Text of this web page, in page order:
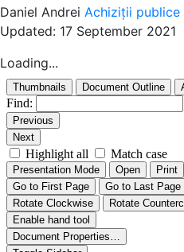
Daniel Andrei Achiziții publice
Updated: 17 September 2021
Loading...